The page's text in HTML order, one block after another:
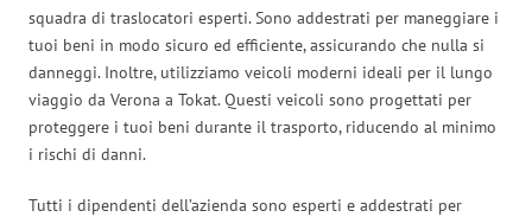
squadra di traslocatori esperti. Sono addestrati per maneggiare i
tuoi beni in modo sicuro ed efficiente, assicurando che nulla si
danneggi. Inoltre, utilizziamo veicoli moderni ideali per il lungo
viaggio da Verona a Tokat. Questi veicoli sono progettati per
proteggere i tuoi beni durante il trasporto, riducendo al minimo
i rischi di danni.
Tutti i dipendenti dell’azienda sono esperti e addestrati per